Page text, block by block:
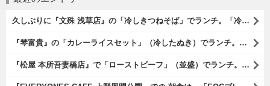
久しぶりに『文殊 浅草店』の「冷しきつねそば」でランチ。「冷しきつめそば」のうまさは甘さである。 あたしは思い出していたのだ。この甘さのせいで「きつねそば」を敬遠していたのか、と。 でも、うまかったのだよ（笑）。（文殊 浅草店：浅草一丁目：浅草地下街）
『琴富貴』の「カレーライスセット」（冷したぬき）でランチ。所謂「蕎麦屋のカレー」と『琴富貴』の夏の定番「冷したぬき」である。勿論、これはダブルでうまいのだよ（笑）。（琴富貴：墨田区吾妻橋1）
『松屋 本所吾妻橋店』で「ローストビーフ」（並盛）でランチ。「ローストビーフ」は2つのソースが掛かっている。オリジナルソースとレフォールソースだ。 はたしていかなるものなのかと期待しながら待てば、それは確りとうまかったのだよ（笑）。（松屋 本所吾妻橋店：墨田区吾妻橋三）